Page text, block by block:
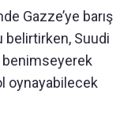
Gazze’ye barış
belirtirken, Suudi
benimseyerek
oynayabilecek